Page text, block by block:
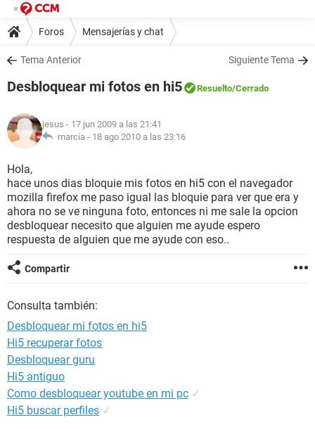
Foros Mensajerías y chat
Tema Anterior Siguiente Tema
Desbloquear mi fotos en hi5 Resuelto/Cerrado
jesus - 17 jun 2009 a las 21:41
marcia - 18 ago 2010 a las 23:16
Hola,
hace unos dias bloquie mis fotos en hi5 con el navegador
mozilla firefox me paso igual las bloquie para ver que era y
ahora no se ve ninguna foto, entonces ni me sale la opcion
desbloquear necesito que alguien me ayude espero
respuesta de alguien que me ayude con eso..
Compartir
Consulta también:
Desbloquear mi fotos en hi5
Hi5 recuperar fotos
Desbloquear guru
Hi5 antiguo
Como desbloquear youtube en mi pc ✓
Hi5 buscar perfiles ✓